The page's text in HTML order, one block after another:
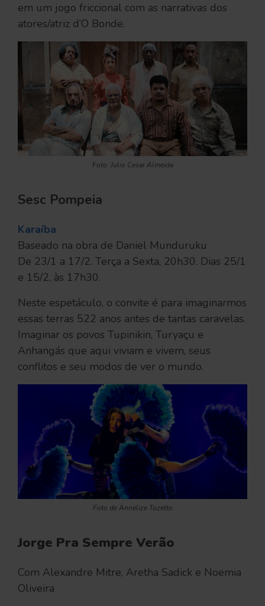
em um jogo friccional com as narrativas dos
atores/atriz d’O Bonde.
Foto: Julio Cesar Almeida
Sesc Pompeia
Karaíba
Baseado na obra de Daniel Munduruku
De 23/1 a 17/2. Terça a Sexta, 20h30. Dias 25/1
e 15/2, às 17h30.
Neste espetáculo, o convite é para imaginarmos
essas terras 522 anos antes de tantas caravelas.
Imaginar os povos Tupinikin, Turyaçu e
Anhangás que aqui viviam e vivem, seus
conflitos e seu modos de ver o mundo.
Foto de Annelize Tozetto
Jorge Pra Sempre Verão
Com Alexandre Mitre, Aretha Sadick e Noemia
Oliveira